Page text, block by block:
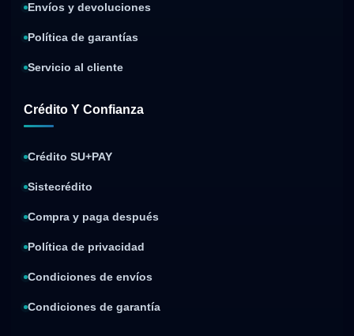
Envíos y devoluciones
Política de garantías
Servicio al cliente
Crédito Y Confianza
Crédito SU+PAY
Sistecrédito
Compra y paga después
Política de privacidad
Condiciones de envíos
Condiciones de garantía